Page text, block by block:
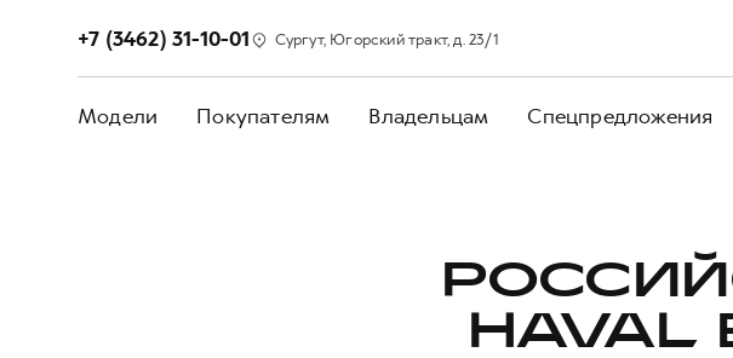
+7 (3462) 31-10-01 Сургут, Югорский тракт, д. 23/1
Модели Покупателям Владельцам Спецпредложения